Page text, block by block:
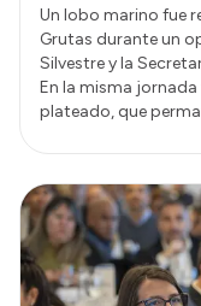
Un lobo marino fue
Grutas durante un
Silvestre y la
En la misma
plateado, que